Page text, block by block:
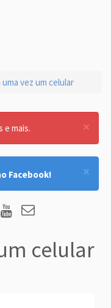
uma vez um celular
×
e mais.
×
Facebook!
celular